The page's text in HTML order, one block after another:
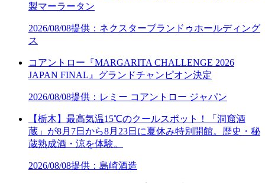
製マーラータン
2026/08/08提供：ネクスターブランドゥホールディング
ス
コアントロー『MARGARITA CHALLENGE 2026
JAPAN FINAL』グランドチャンピオン決定
2026/08/08提供：レミー コアントロー ジャパン
【栃木】最高気温15℃のクールスポット！「洞窟酒
蔵」が8月7日から8月23日に夏休み特別開館。歴史・秘
蔵熟成酒・涼を体験。
2026/08/08提供：島崎酒造